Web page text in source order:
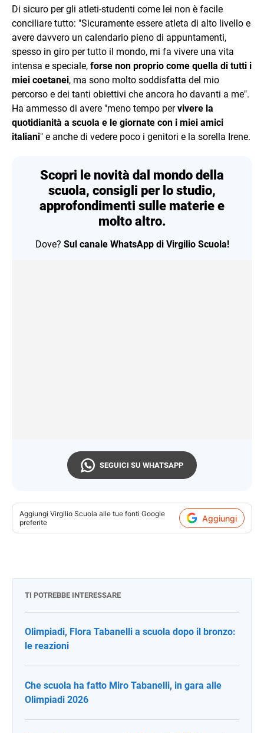
Di sicuro per gli atleti-studenti come lei non è facile
conciliare tutto: "Sicuramente essere atleta di alto livello e
avere davvero un calendario pieno di appuntamenti,
spesso in giro per tutto il mondo, mi fa vivere una vita
intensa e speciale, forse non proprio come quella di tutti i
miei coetanei, ma sono molto soddisfatta del mio
percorso e dei tanti obiettivi che ancora ho davanti a me".
Ha ammesso di avere "meno tempo pervivere la
quotidianità a scuola e le giornate con i miei amici
italiani" e anche di vedere poco i genitori e la sorella Irene.
Scopri le novità dal mondo della
scuola, consigli per lo studio,
approfondimenti sulle materie e
molto altro.
Dove? Sul canale WhatsApp di Virgilio Scuola!
SEGUICI SU WHATSAPP
Aggiungi Virgilio Scuola alle tue fonti Google
preferite
Aggiungi
TI POTREBBE INTERESSARE
Olimpiadi, Flora Tabanelli a scuola dopo il bronzo:
le reazioni
Che scuola ha fatto Miro Tabanelli, in gara alle
Olimpiadi 2026